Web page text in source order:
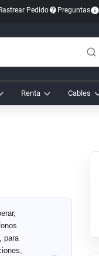
Rastrear Pedido Preguntas
Renta Cables
para